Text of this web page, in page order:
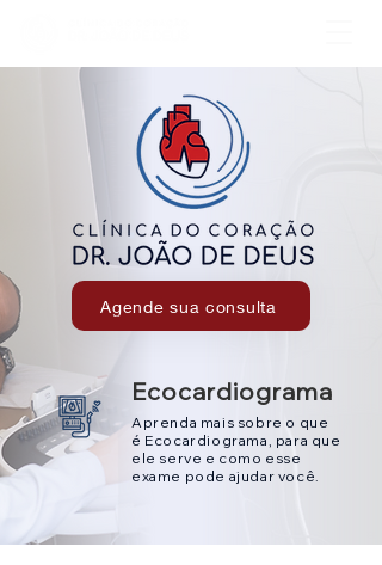
Agende sua consulta
Ecocardiograma
Aprenda mais sobre o que
é Ecocardiograma, para que
ele serve e como esse
exame pode ajudar você.